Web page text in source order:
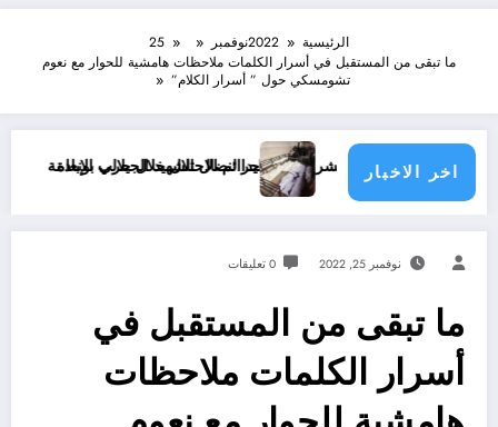
الرئيسية 2022نوفمبر
25
ما تبقى من المستقبل في أسرار الكلمات ملاحظات هامشية للحوار مع نعوم
تشومسكي حول ” أسرار الكلام”
اخر الاخبار
لنضال الشهيد الجيلالي بونعامة
جرائم الاحتلال خلال حرب الإبادة إلى أين تسير الأمور في
نوفمبر 25, 2022 0 تعليقات
ما تبقى من المستقبل في
أسرار الكلمات ملاحظات